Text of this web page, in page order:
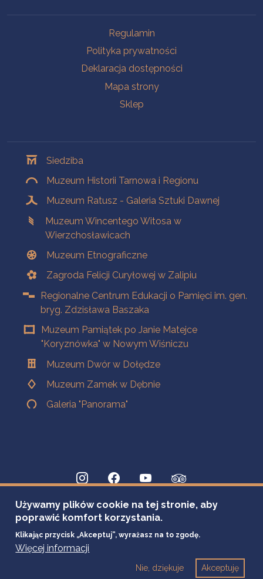
Regulamin
Polityka prywatności
Deklaracja dostępności
Mapa strony
Sklep
Siedziba
Muzeum Historii Tarnowa i Regionu
Muzeum Ratusz - Galeria Sztuki Dawnej
Muzeum Wincentego Witosa w
Wierzchosławicach
Muzeum Etnograficzne
Zagroda Felicji Curyłowej w Zalipiu
Regionalne Centrum Edukacji o Pamięci im. gen.
bryg. Zdzisława Baszaka
Muzeum Pamiątek po Janie Matejce
"Koryznówka" w Nowym Wiśniczu
Muzeum Dwór w Dołędze
Muzeum Zamek w Dębnie
Galeria "Panorama"
Używamy plików cookie na tej stronie, aby
poprawić komfort korzystania.
Klikając przycisk „Akceptuj”, wyrażasz na to zgodę.
Więcej informacji
Akceptuję
Nie, dziękuje